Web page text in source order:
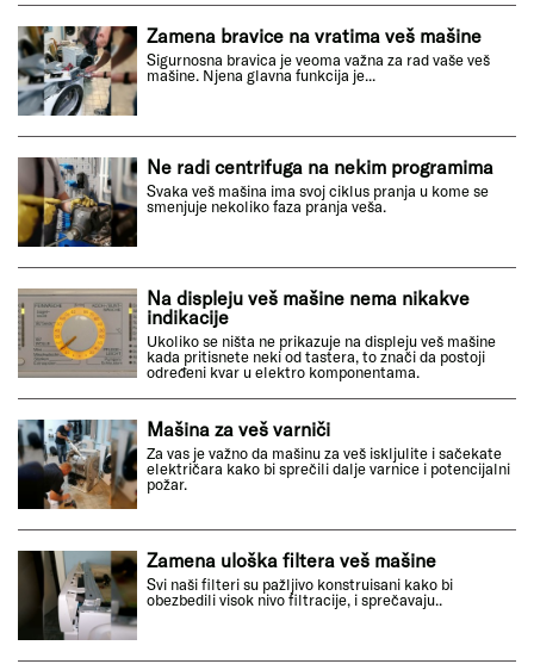
Zamena bravice na vratima veš mašine
Sigurnosna bravica je veoma važna za rad vaše veš
mašine. Njena glavna funkcija je...
Ne radi centrifuga na nekim programima
Svaka veš mašina ima svoj ciklus pranja u kome se
smenjuje nekoliko faza pranja veša.
Na displeju veš mašine nema nikakve
indikacije
Ukoliko se ništa ne prikazuje na displeju veš mašine
kada pritisnete neki od tastera, to znači da postoji
određeni kvar u elektro komponentama.
Mašina za veš varniči
Za vas je važno da mašinu za veš iskljulite i sačekate
električara kako bi sprečili dalje varnice i potencijalni
požar.
Zamena uloška filtera veš mašine
Svi naši filteri su pažljivo konstruisani kako bi
obezbedili visok nivo filtracije, i sprečavaju..